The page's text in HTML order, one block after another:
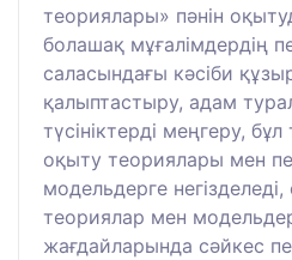
теориялары» пәнін
болашақ мұғалімдердің
саласындағы кәсіби
қалыптастыру, адам
түсініктерді меңгеру, бұл
оқыту теориялары мен
модельдерге
теориялар мен
жағдайларында сәйкес